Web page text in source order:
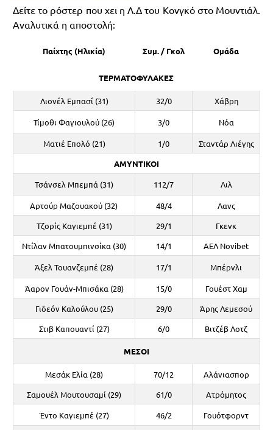
Δείτε το ρόστερ που χει η Λ.Δ του Κονγκό στο Μουντιάλ.
Αναλυτικά η αποστολή:
Παίχτης (Ηλικία) Συμ. / Γκολ Ομάδα
ΤΕΡΜΑΤΟΦΥΛΑΚΕΣ
Λιονέλ Εμπασί (31) 32/0 Χάβρη
Τίμοθι Φαγιουλού (26) 3/0 Νόα
Ματιέ Επολό (21) 1/0
Σταντάρ Λιέγης
ΑΜΥΝΤΙΚΟΙ
Τσάνσελ Μπεμπά (31)
112/7 Λιλ
Αρτούρ Μαζουακού (32) 48/4
Λανς
Τζορίς Καγιεμπέ (31)
29/1
Γκενκ
Ντίλαν Μπατουμπινσίκα (30)
14/1 ΑΕΛ Novibet
Άξελ Τουανζεμπέ (28) 17/1 Μπέρνλι
Άαρον Γουάν-Μπισάκα (28) 15/0
Γουέστ Χαμ
Γιδεόν Καλούλου (25)
29/0
Άρης Λεμεσού
Στιβ Καπουαντί (27)
6/0 Βιτζέβ Λοτζ
ΜΕΣΟΙ
Μεσάκ Ελία (28) 70/12
Αλάνιασπορ
Σαμουέλ Μουτουσαμί (29)
61/0
Ατρόμητος
Έντο Καγιεμπέ (27)
46/2 Γουότφορντ